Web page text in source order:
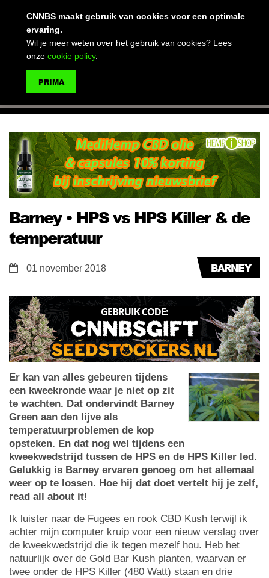
Barney • HPS vs HPS Killer & de
temperatuur
BARNEY
01 november 2018
Er kan van alles gebeuren tijdens
een kweekronde waar je niet op zit
te wachten. Dat ondervindt Barney
Green aan den lijve als
temperatuurproblemen de kop
opsteken. En dat nog wel tijdens een
kweekwedstrijd tussen de HPS en de HPS Killer led.
Gelukkig is Barney ervaren genoeg om het allemaal
weer op te lossen. Hoe hij dat doet vertelt hij je zelf,
read all about it!
Ik luister naar de Fugees en rook CBD Kush terwijl ik
achter mijn computer kruip voor een nieuw verslag over
de kweekwedstrijd die ik tegen mezelf hou. Heb het
natuurlijk over de Gold Bar Kush planten, waarvan er
twee onder de HPS Killer (480 Watt) staan en drie
CNNBS maakt gebruik van cookies voor een optimale
ervaring.
Wil je meer weten over het gebruik van cookies? Lees
onze cookie policy.
PRIMA